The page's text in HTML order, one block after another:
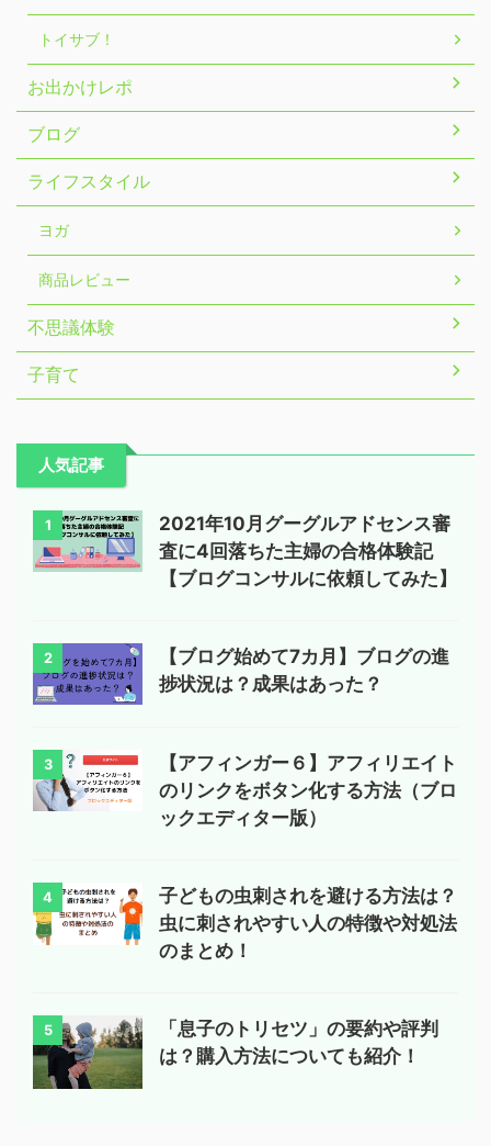
トイサブ！
お出かけレポ
ブログ
ライフスタイル
ヨガ
商品レビュー
不思議体験
子育て
人気記事
1
2021年10月グーグルアドセンス審
査に4回落ちた主婦の合格体験記
【ブログコンサルに依頼してみた】
2
【ブログ始めて7カ月】ブログの進
捗状況は？成果はあった？
3
【アフィンガー６】アフィリエイト
のリンクをボタン化する方法（ブロ
ックエディター版）
4
子どもの虫刺されを避ける方法は？
虫に刺されやすい人の特徴や対処法
のまとめ！
5
「息子のトリセツ」の要約や評判
は？購入方法についても紹介！